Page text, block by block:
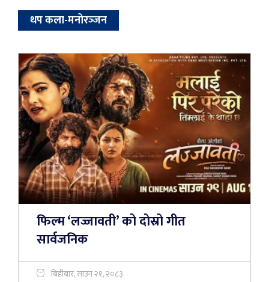
थप कला-मनोरञ्‍जन
फिल्म ‘लज्जावती’ को दोस्रो गीत
सार्वजनिक
बिहीबार, साउन २१, २०८३